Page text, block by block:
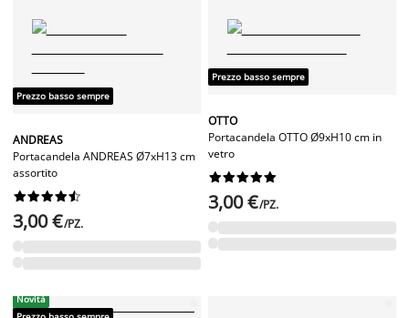
Prezzo basso sempre
ANDREAS
Portacandela ANDREAS Ø7xH13 cm
assortito






3,00 €/PZ.
Prezzo basso sempre
OTTO
Portacandela OTTO Ø9xH10 cm in
vetro






3,00 €/PZ.
Novità